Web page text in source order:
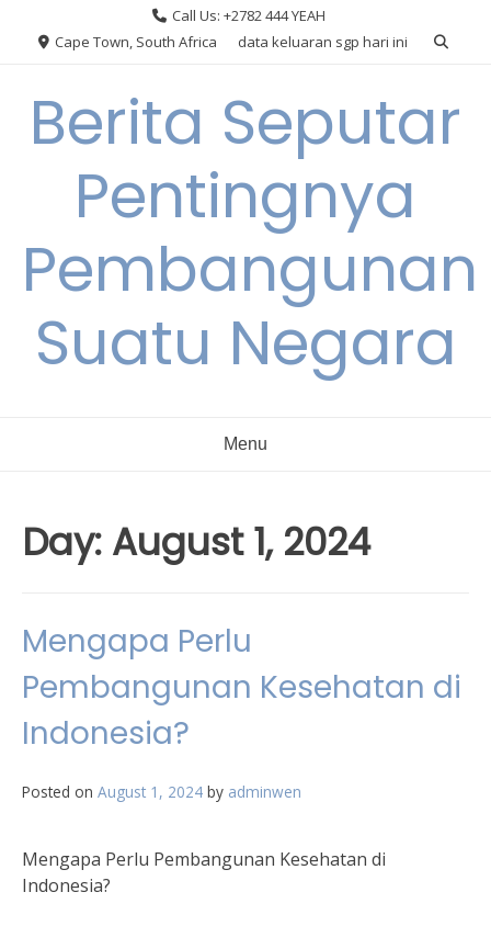
Call Us: +2782 444 YEAH
Cape Town, South Africa
data keluaran sgp hari ini
Berita Seputar
Pentingnya
Pembangunan
Suatu Negara
Menu
Day: August 1, 2024
Mengapa Perlu
Pembangunan Kesehatan di
Indonesia?
Posted on August 1, 2024 by adminwen
Mengapa Perlu Pembangunan Kesehatan di
Indonesia?